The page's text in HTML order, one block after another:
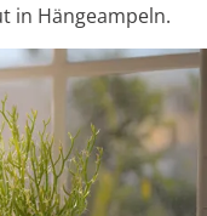
in Hängeampeln.